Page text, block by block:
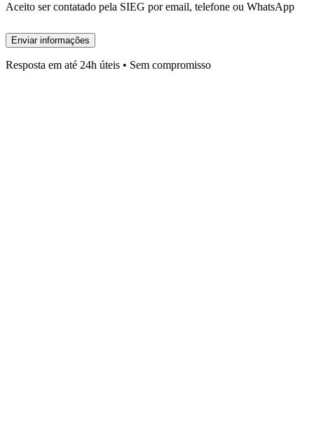
Aceito ser contatado pela SIEG por email, telefone ou WhatsApp
Enviar informações
Resposta em até 24h úteis • Sem compromisso